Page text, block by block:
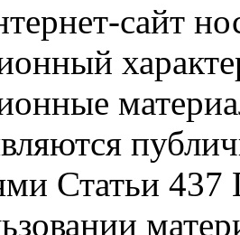
сайт
Статьи 437